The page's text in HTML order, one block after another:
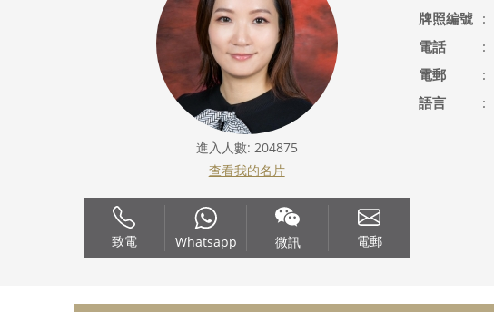
進入人數: 204875
查看我的名片
致電 Whatsapp 微訊 電郵
牌照編號 :
電話
:
電郵
:
語言
: